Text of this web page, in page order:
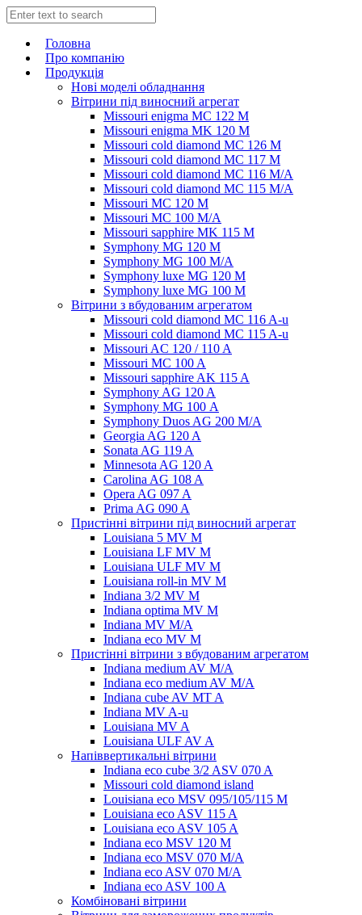
Головна
Про компанію
Продукція
Нові моделі обладнання
Вітрини під виносний агрегат
Missouri enigma MC 122 M
Missouri enigma MK 120 M
Missouri cold diamond MC 126 M
Missouri cold diamond MC 117 M
Missouri cold diamond MC 116 M/A
Missouri cold diamond MC 115 M/A
Missouri MC 120 M
Missouri MC 100 M/A
Missouri sapphire MK 115 M
Symphony MG 120 M
Symphony MG 100 M/А
Symphony luxe MG 120 M
Symphony luxe MG 100 M
Вітрини з вбудованим агрегатом
Missouri cold diamond MC 116 A-u
Missouri cold diamond MC 115 A-u
Missouri AC 120 / 110 A
Missouri MC 100 A
Missouri sapphire AK 115 A
Symphony AG 120 A
Symphony MG 100 А
Symphony Duos AG 200 M/A
Georgia AG 120 A
Sonata AG 119 A
Minnesota AG 120 A
Carolina AG 108 A
Opera AG 097 A
Prima AG 090 A
Пристінні вітрини під виносний агрегат
Louisiana 5 MV M
Louisiana LF MV M
Louisiana ULF MV M
Louisiana roll-in MV M
Indiana 3/2 MV M
Indiana optima MV M
Indiana MV M/A
Indiana eco MV M
Пристінні вітрини з вбудованим агрегатом
Indiana medium AV M/A
Indiana eco medium AV M/A
Indiana cube AV MT A
Indiana MV A-u
Louisiana MV A
Louisiana ULF AV A
Напіввертикальні вітрини
Indiana eco cube 3/2 ASV 070 A
Missouri cold diamond island
Louisiana eco MSV 095/105/115 M
Louisiana eco ASV 115 A
Louisiana eco ASV 105 A
Indiana eco MSV 120 M
Indiana eco MSV 070 M/A
Indiana eco ASV 070 M/A
Indiana eco ASV 100 A
Комбіновані вітрини